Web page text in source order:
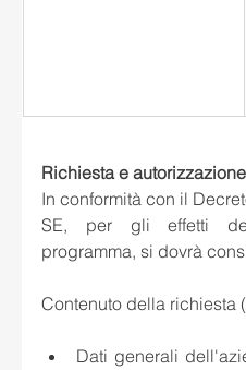
Richiesta e
In conformità con il
SE, per gli effetti
programma, si dovrà
Contenuto della richiesta
Dati generali